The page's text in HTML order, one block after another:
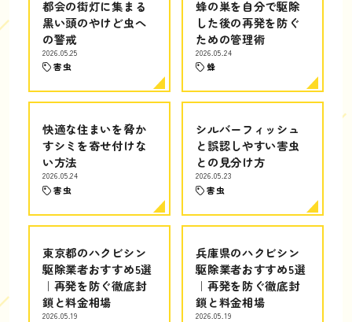
都会の街灯に集まる
黒い頭のやけど虫へ
の警戒
2026.05.25
害虫
蜂の巣を自分で駆除
した後の再発を防ぐ
ための管理術
2026.05.24
蜂
快適な住まいを脅か
すシミを寄せ付けな
い方法
2026.05.24
害虫
シルバーフィッシュ
と誤認しやすい害虫
との見分け方
2026.05.23
害虫
東京都のハクビシン
駆除業者おすすめ5選
｜再発を防ぐ徹底封
鎖と料金相場
2026.05.19
兵庫県のハクビシン
駆除業者おすすめ5選
｜再発を防ぐ徹底封
鎖と料金相場
2026.05.19